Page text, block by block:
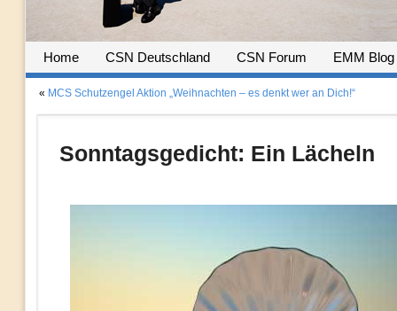
Home CSN Deutschland CSN Forum EMM Blog
« MCS Schutzengel Aktion „Weihnachten – es denkt wer an Dich!“
Sonntagsgedicht: Ein Lächeln